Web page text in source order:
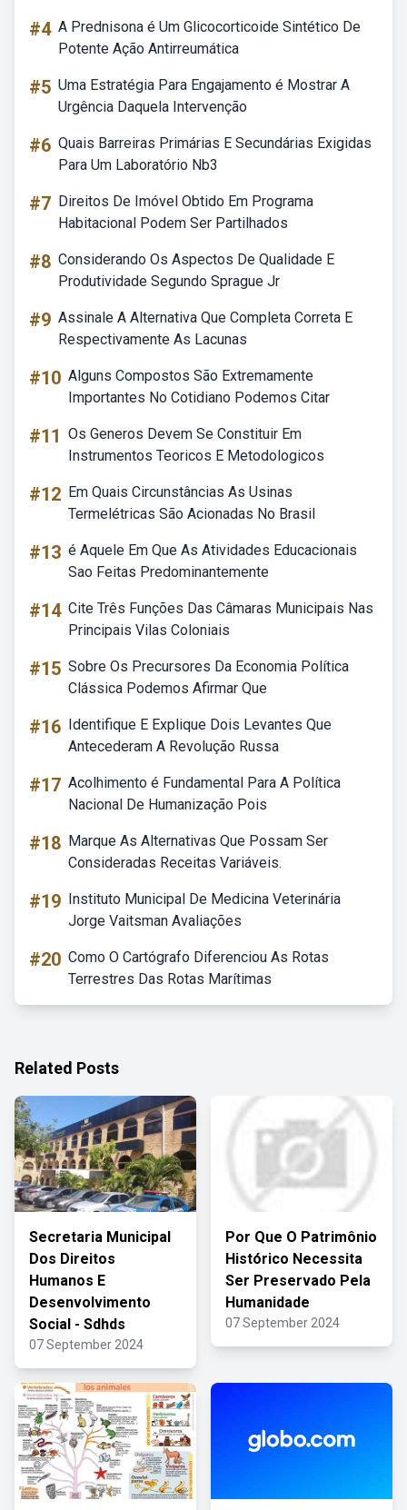
#4 A Prednisona é Um Glicocorticoide Sintético De
Potente Ação Antirreumática
#5 Uma Estratégia Para Engajamento é Mostrar A
Urgência Daquela Intervenção
#6 Quais Barreiras Primárias E Secundárias Exigidas
Para Um Laboratório Nb3
#7 Direitos De Imóvel Obtido Em Programa
Habitacional Podem Ser Partilhados
#8 Considerando Os Aspectos De Qualidade E
Produtividade Segundo Sprague Jr
#9 Assinale A Alternativa Que Completa Correta E
Respectivamente As Lacunas
#10 Alguns Compostos São Extremamente
Importantes No Cotidiano Podemos Citar
#11 Os Generos Devem Se Constituir Em
Instrumentos Teoricos E Metodologicos
#12 Em Quais Circunstâncias As Usinas
Termelétricas São Acionadas No Brasil
#13 é Aquele Em Que As Atividades Educacionais
Sao Feitas Predominantemente
#14 Cite Três Funções Das Câmaras Municipais Nas
Principais Vilas Coloniais
#15 Sobre Os Precursores Da Economia Política
Clássica Podemos Afirmar Que
#16 Identifique E Explique Dois Levantes Que
Antecederam A Revolução Russa
#17 Acolhimento é Fundamental Para A Política
Nacional De Humanização Pois
#18 Marque As Alternativas Que Possam Ser
Consideradas Receitas Variáveis.
#19 Instituto Municipal De Medicina Veterinária
Jorge Vaitsman Avaliações
#20 Como O Cartógrafo Diferenciou As Rotas
Terrestres Das Rotas Marítimas
Related Posts
Secretaria Municipal
Dos Direitos
Humanos E
Desenvolvimento
Social - Sdhds
07 September 2024
Por Que O Patrimônio
Histórico Necessita
Ser Preservado Pela
Humanidade
07 September 2024